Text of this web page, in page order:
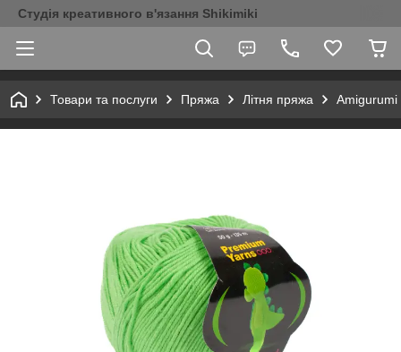
Студія креативного в'язання Shikimiki
Товари та послуги Пряжа Літня пряжа